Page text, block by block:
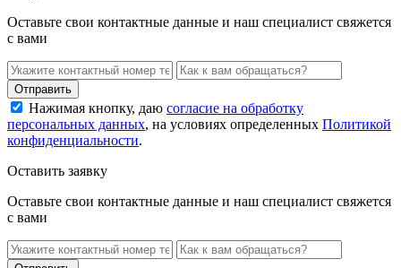
Оставьте свои контактные данные и наш специалист свяжется
с вами
Нажимая кнопку, даю согласие на обработку
персональных данных, на условиях определенных Политикой
конфиденциальности.
Оставить заявку
Оставьте свои контактные данные и наш специалист свяжется
с вами